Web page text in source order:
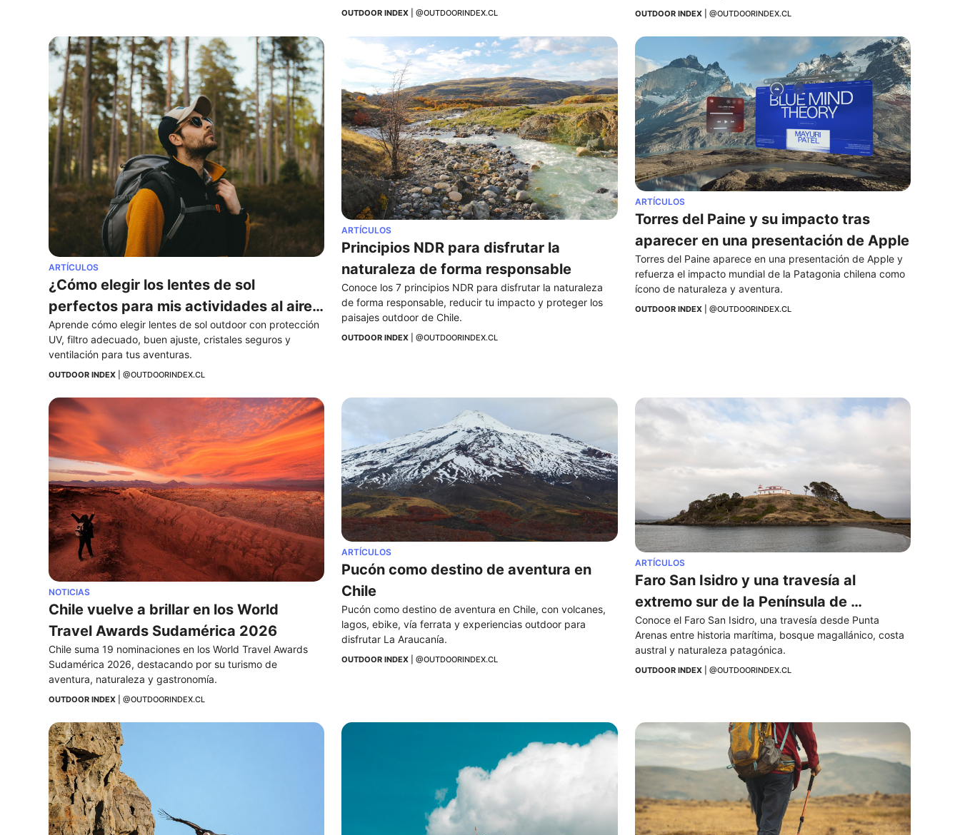
OUTDOOR INDEX | @OUTDOORINDEX.CL OUTDOOR INDEX | @OUTDOORINDEX.CL
ARTÍCULOS
¿Cómo elegir los lentes de sol
perfectos para mis actividades al aire
libre?
Aprende cómo elegir lentes de sol outdoor con protección
UV, filtro adecuado, buen ajuste, cristales seguros y
ventilación para tus aventuras.
OUTDOOR INDEX @OUTDOORINDEX.CL
ARTÍCULOS
Principios NDR para disfrutar la
naturaleza de forma responsable
Conoce los 7 principios NDR para disfrutar la naturaleza
de forma responsable, reducir tu impacto y proteger los
paisajes outdoor de Chile.
OUTDOOR INDEX | @OUTDOORINDEX.CL
ARTÍCULOS
Torres del Paine y su impacto tras
aparecer en una presentación de Apple
Torres del Paine aparece en una presentación de Apple y
refuerza el impacto mundial de la Patagonia chilena como
ícono de naturaleza y aventura.
OUTDOOR INDEX | @OUTDOORINDEX.CL
NOTICIAS
Chile vuelve a brillar en los World
Travel Awards Sudamérica 2026
Chile suma 19 nominaciones en los World Travel Awards
Sudamérica 2026, destacando por su turismo de
aventura, naturaleza y gastronomía.
OUTDOOR INDEX @OUTDOORINDEX.CL
ARTÍCULOS
Pucón como destino de aventura en
Chile
Pucón como destino de aventura en Chile, con volcanes,
lagos, ebike, vía ferrata y experiencias outdoor para
disfrutar La Araucanía.
OUTDOOR INDEX | @OUTDOORINDEX.CL
ARTÍCULOS
Faro San Isidro y una travesía al
extremo sur de la Península de
Brunswick
Conoce el Faro San Isidro, una travesía desde Punta
Arenas entre historia marítima, bosque magallánico, costa
austral y naturaleza patagónica.
OUTDOOR INDEX | @OUTDOORINDEX.CL